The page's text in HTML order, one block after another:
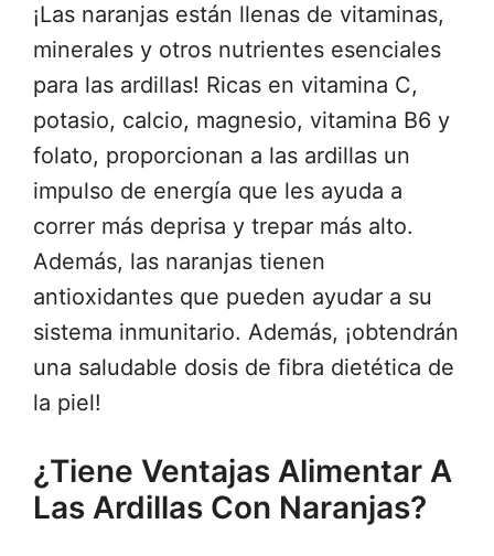
¡Las naranjas están llenas de vitaminas,
minerales y otros nutrientes esenciales
para las ardillas! Ricas en vitamina C,
potasio, calcio, magnesio, vitamina B6 y
folato, proporcionan a las ardillas un
impulso de energía que les ayuda a
correr más deprisa y trepar más alto.
Además, las naranjas tienen
antioxidantes que pueden ayudar a su
sistema inmunitario. Además, ¡obtendrán
una saludable dosis de fibra dietética de
la piel!
¿Tiene Ventajas Alimentar A
Las Ardillas Con Naranjas?